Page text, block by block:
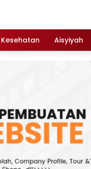
Kesehatan Aisyiyah